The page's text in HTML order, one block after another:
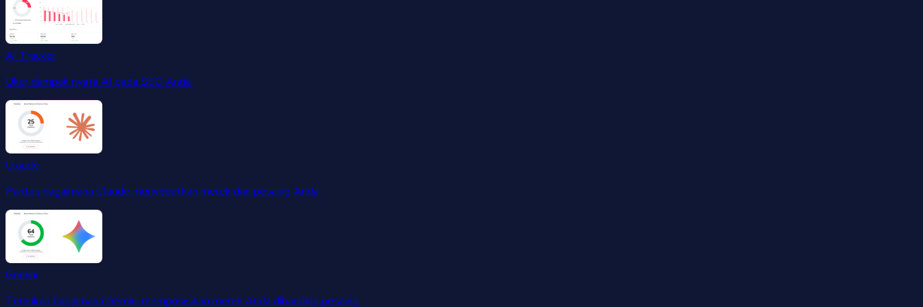
AI Tracker
Ukur dampak nyata AI pada SEO Anda.
Claude
Pantau bagaimana Claude menyebutkan merek dan pesaing Anda.
Gemini
Temukan bagaimana Gemini memposisikan merek Anda dibanding pesaing.